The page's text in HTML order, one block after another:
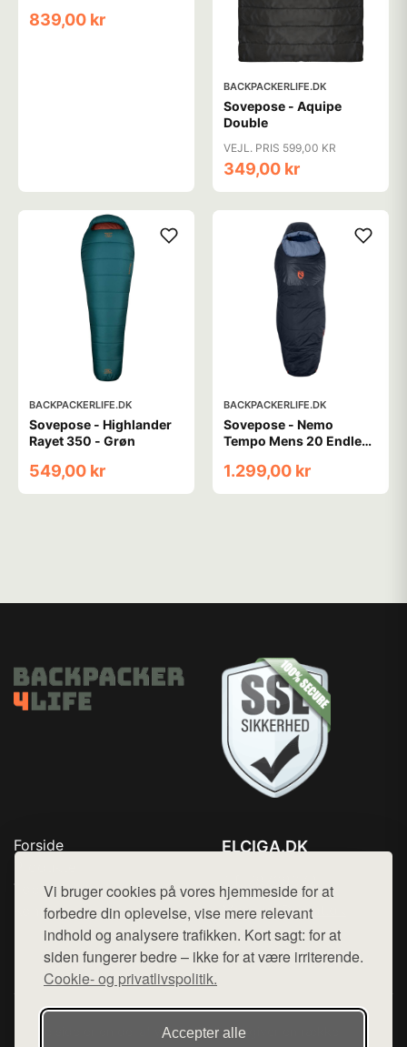
Vi bruger cookies på vores hjemmeside for at
forbedre din oplevelse, vise mere relevant
indhold og analysere trafikken. Kort sagt: for at
siden fungerer bedre – ikke for at være irriterende.
Cookie- og privatlivspolitik.
Accepter alle
839,00 kr
BACKPACKERLIFE.DK
Sovepose - Aquipe
Double
VEJL. PRIS 599,00 KR
349,00 kr
BACKPACKERLIFE.DK
Sovepose - Highlander
Rayet 350 - Grøn
549,00 kr
BACKPACKERLIFE.DK
Sovepose - Nemo
Tempo Mens 20 Endless
1.299,00 kr
Forside
Top Rabatter
Kontakt
ELCIGA.DK
Mail: hej@want.dk
Cookie- og privatlivspolitik
Denne side er en del af want.dk, der udgiver en række